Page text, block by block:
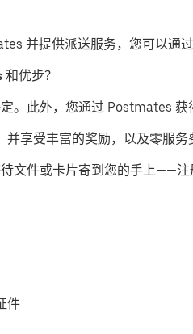
并提供派送服务，您可以通过
优步？
。此外，您通过 Postmates 获
享受丰富的奖励，以及零服务
文件或卡片寄到您的手上——注
件